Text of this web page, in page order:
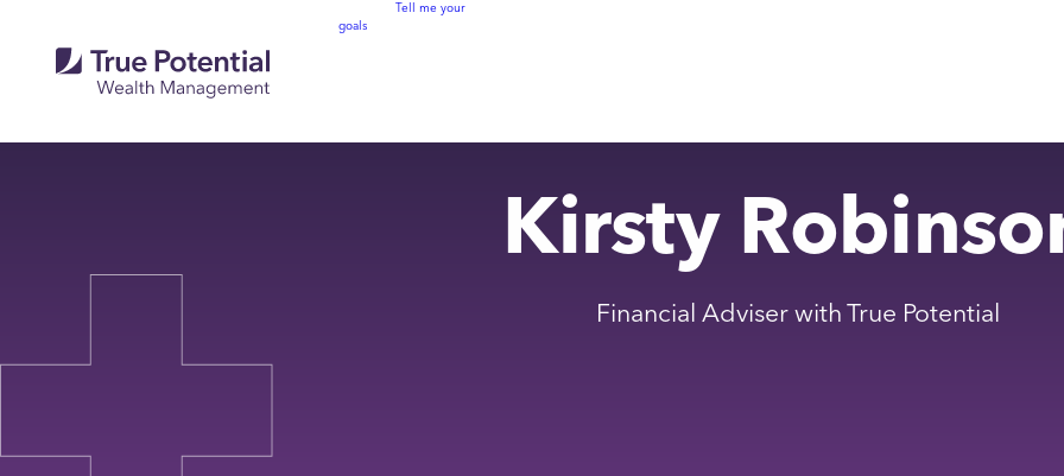
Tell me your
goals
Kirsty
Financial Adviser with True Potential